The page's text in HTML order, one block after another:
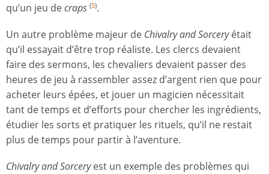
qu’un jeu decraps (5).
Un autre problème majeur de Chivalry and Sorceryétait
qu’il essayait d’être trop réaliste. Les clercs devaient
faire des sermons, les chevaliers devaient passer des
heures de jeu à rassembler assez d’argent rien que pour
acheter leurs épées, et jouer un magicien nécessitait
tant de temps et d’efforts pour chercher les ingrédients,
étudier les sorts et pratiquer les rituels, qu’il ne restait
plus de temps pour partir à l’aventure.
Chivalry and Sorceryest un exemple des problèmes qui